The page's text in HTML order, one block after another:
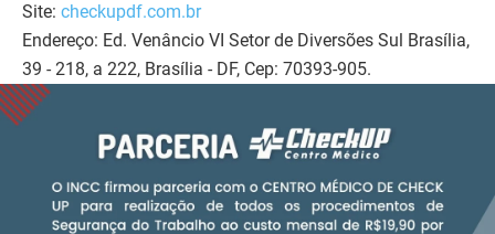
Site: checkupdf.com.br
Endereço: Ed. Venâncio VI Setor de Diversões Sul Brasília,
39 - 218, a 222, Brasília - DF, Cep: 70393-905.